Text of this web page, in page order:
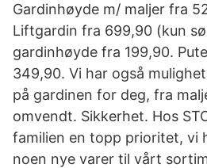
Gardinhøyde m/ maljer fra
Liftgardin fra 699,90 (kun
gardinhøyde fra 199,90.
349,90. Vi har også
på gardinen for deg, fra
omvendt. Sikkerhet. Hos
familien en topp prioritet, vi
noen nye varer til vårt